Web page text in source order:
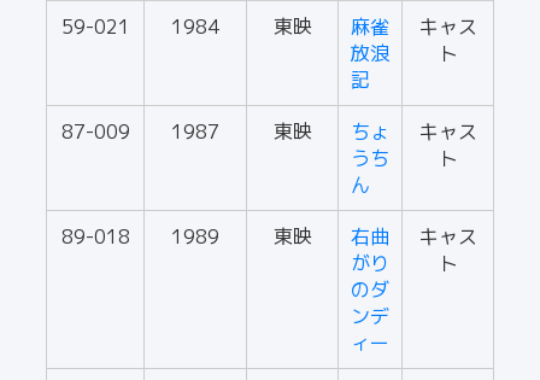
59-021
1984 東映
麻雀
放浪
記
キャス
ト
87-009 1987 東映
ちょ
うち
ん
キャス
ト
89-018 1989 東映
右曲
がり
のダ
ンデ
ィー
キャス
ト